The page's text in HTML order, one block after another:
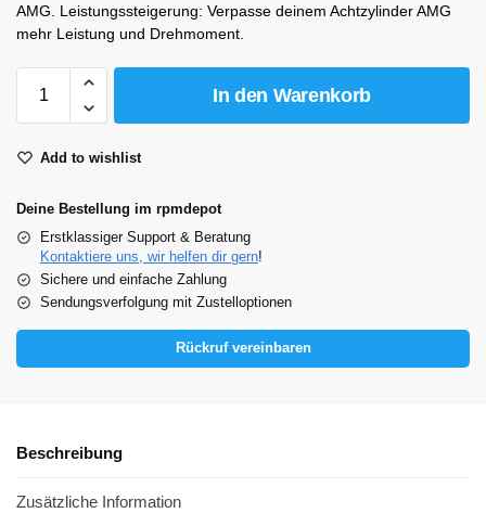
AMG. Leistungssteigerung: Verpasse deinem Achtzylinder AMG
mehr Leistung und Drehmoment.
In den Warenkorb
Add to wishlist
Deine Bestellung im rpmdepot
Erstklassiger Support & Beratung
Kontaktiere uns, wir helfen dir gern!
Sichere und einfache Zahlung
Sendungsverfolgung mit Zustelloptionen
Rückruf vereinbaren
Beschreibung
Zusätzliche Information